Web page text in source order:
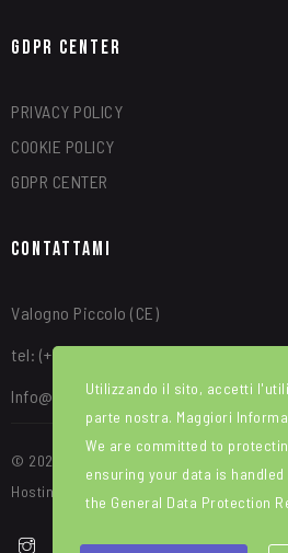
GDPR Center
PRIVACY POLICY
COOKIE POLICY
GDPR CENTER
Contattami
Valogno Piccolo (CE)
tel: (+39) 340 8315664
Info@alfredotroise.com
© 2025 Portale Web ideato e sviluppato
Hosting di Red House srl
Utilizzando il sito, accetti
parte nostra. Maggiori
We are committed to
ensuring your data is
the General Data Protection